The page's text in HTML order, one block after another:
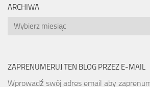
ARCHIWA
Archiwa
ZAPRENUMERUJ TEN BLOG PRZEZ E-MAIL
Wprowadź swój adres email aby